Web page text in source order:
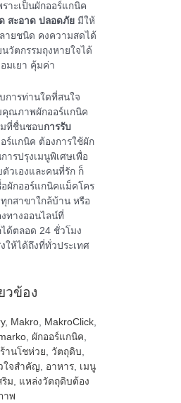
าะเป็นผักออร์แกนิค
สะอาด ปลอดภัยมีให้
ายชนิด คงความสดได้
วัตกรรมถุงหายใจได้
มเยา คุ้มค่า
การท่านใดที่สนใจ
คุณภาพผักออร์แกนิค
ที่ชื่นชอบการรับ
ร์แกนิค ต้องการใช้ผัก
ารปรุงเมนูพิเศษเพื่อ
วเองและคนที่รัก ก็
ผักออร์แกนิคแม็คโคร
กสาขาใกล้บ้าน หรือ
ทางออนไลน์ที่
ด้ตลอด 24 ชั่วโมง
ให้ได้ถึงที่ทั่วประเทศ
วข้อง
, Makro, MakroClick,
, ผักออร์แกนิค,
ร้านโชห่วย, วัตถุดิบ,
ใจสำคัญ, อาหาร, เมนู
ริม, แหล่งวัตถุดิบต้อง
าพ